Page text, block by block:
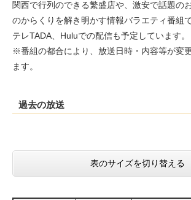
関西で行列のできる繁盛店や、激安で話題の
のからくりを解き明かす情報バラエティ番組
テレTADA、Huluでの配信も予定しています。
※番組の都合により、放送日時・内容等が変
ます。
過去の放送
表のサイズを切り替える